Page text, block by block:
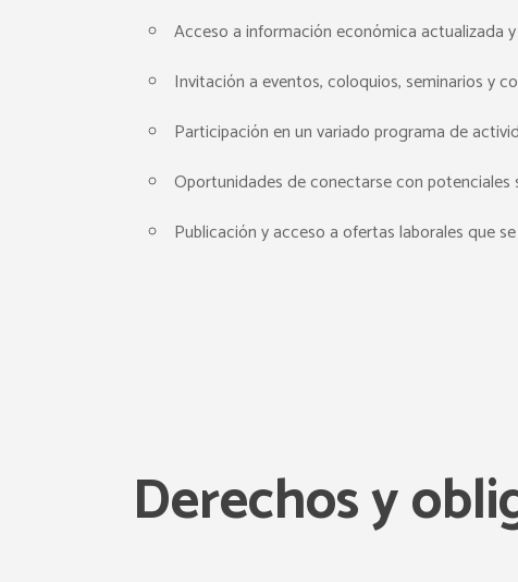
Acceso a información económica actualizada
Invitación a eventos, coloquios, seminarios y
Participación en un variado programa de
Oportunidades de conectarse con potenciales
Publicación y acceso a ofertas laborales que
Derechos y